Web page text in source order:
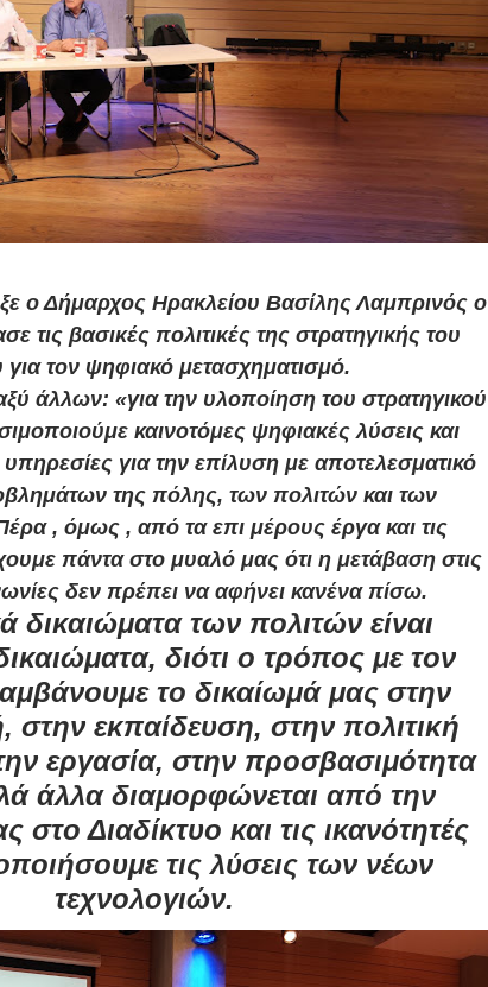
ο Δήμαρχος Ηρακλείου Βασίλης Λαμπρινός ο
τις βασικές πολιτικές της στρατηγικής του
τον ψηφιακό μετασχηματισμό.
άλλων: «για την υλοποίηση του στρατηγικού
καινοτόμες ψηφιακές λύσεις και
για την επίλυση με αποτελεσματικό
της πόλης, των πολιτών και των
, όμως , από τα επι μέρους έργα και τις
πάντα στο μυαλό μας ότι η μετάβαση στις
δεν πρέπει να αφήνει κανένα πίσω.
δικαιώματα των πολιτών είναι
διότι ο τρόπος με τον
το δικαίωμά μας στην
στην εκπαίδευση, στην πολιτική
εργασία, στην προσβασιμότητα
άλλα διαμορφώνεται από την
Διαδίκτυο και τις ικανότητές
τις λύσεις των νέων
τεχνολογιών.